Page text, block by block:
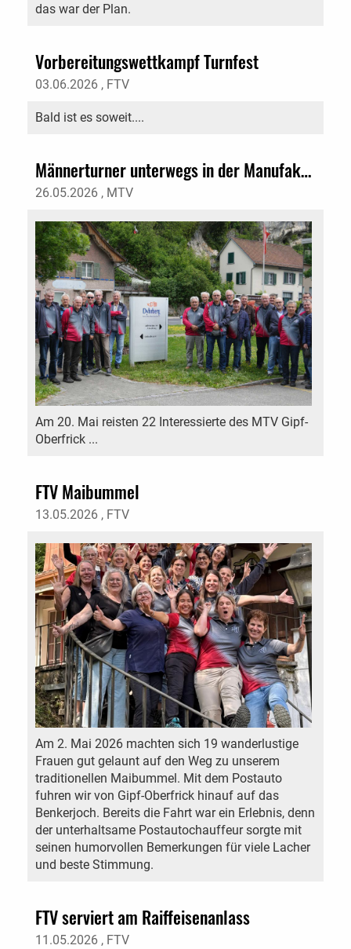
das war der Plan.
Vorbereitungswettkampf Turnfest
03.06.2026 , FTV
Bald ist es soweit....
Männerturner unterwegs in der Manufaktur Dyhrberg
26.05.2026 , MTV
Am 20. Mai reisten 22 Interessierte des MTV Gipf-
Oberfrick ...
FTV Maibummel
13.05.2026 , FTV
Am 2. Mai 2026 machten sich 19 wanderlustige
Frauen gut gelaunt auf den Weg zu unserem
traditionellen Maibummel. Mit dem Postauto
fuhren wir von Gipf-Oberfrick hinauf auf das
Benkerjoch. Bereits die Fahrt war ein Erlebnis, denn
der unterhaltsame Postautochauffeur sorgte mit
seinen humorvollen Bemerkungen für viele Lacher
und beste Stimmung.
FTV serviert am Raiffeisenanlass
11.05.2026 , FTV